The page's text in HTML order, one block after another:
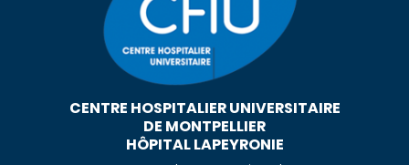
CENTRE HOSPITALIER UNIVERSITAIRE
DE MONTPELLIER
HÔPITAL LAPEYRONIE